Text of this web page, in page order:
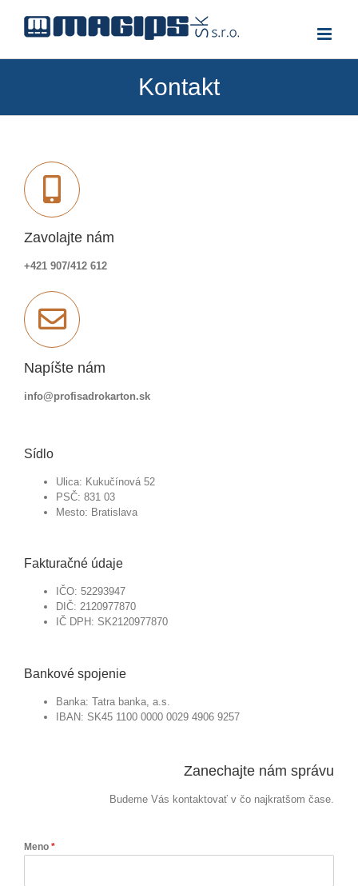
content
Kontakt
Zavolajte nám
+421 907/412 612
Napíšte nám
info@profisadrokarton.sk
Sídlo
Ulica: Kukučínová 52
PSČ: 831 03
Mesto: Bratislava
Fakturačné údaje
IČO: 52293947
DIČ: 2120977870
IČ DPH: SK2120977870
Bankové spojenie
Banka: Tatra banka, a.s.
IBAN: SK45 1100 0000 0029 4906 9257
Zanechajte nám správu
Budeme Vás kontaktovať v čo najkratšom čase.
Meno *